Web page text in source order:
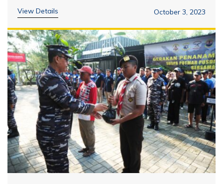
View Details October 3, 2023